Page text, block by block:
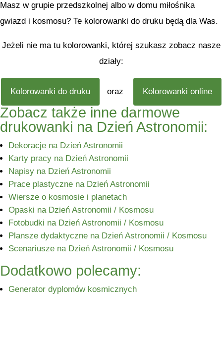
Masz w grupie przedszkolnej albo w domu miłośnika
gwiazd i kosmosu? Te kolorowanki do druku będą dla Was.
Jeżeli nie ma tu kolorowanki, której szukasz zobacz nasze
działy:
Kolorowanki do druku oraz Kolorowanki online
Zobacz także inne darmowe
drukowanki na Dzień Astronomii:
Dekoracje na Dzień Astronomii
Karty pracy na Dzień Astronomii
Napisy na Dzień Astronomii
Prace plastyczne na Dzień Astronomii
Wiersze o kosmosie i planetach
Opaski na Dzień Astronomii / Kosmosu
Fotobudki na Dzień Astronomii / Kosmosu
Plansze dydaktyczne na Dzień Astronomii / Kosmosu
Scenariusze na Dzień Astronomii / Kosmosu
Dodatkowo polecamy:
Generator dyplomów kosmicznych